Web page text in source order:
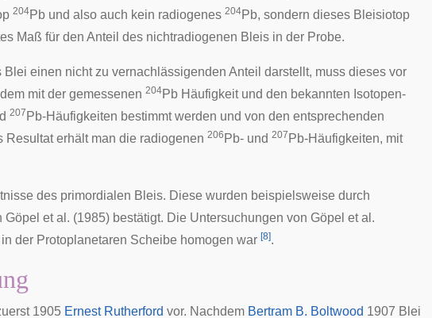
204Pb und also auch kein radiogenes 204Pb, sondern dieses Bleisiotop
Maß für den Anteil des nichtradiogenen Bleis in der Probe.
einen nicht zu vernachlässigenden Anteil darstellt, muss dieses vor
mit der gemessenen 204Pb Häufigkeit und den bekannten Isotopen-
207 Pb-Häufigkeiten bestimmt werden und von den entsprechenden
erhält man die radiogenen 206 Pb- und 207 Pb-Häufigkeiten, mit
des primordialen Bleis. Diese wurden beispielsweise durch
Göpel et al. (1985) bestätigt. Die Untersuchungen von Göpel et al.
der Protoplanetaren Scheibe homogen war [8].
1905 Ernest Rutherford vor. Nachdem Bertram B. Boltwood 1907 Blei